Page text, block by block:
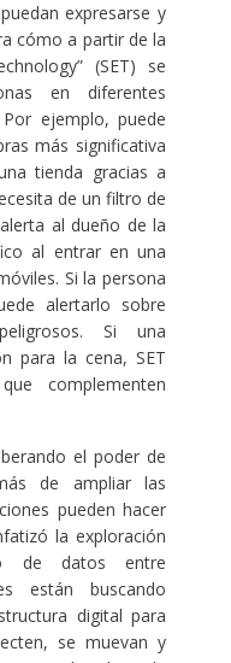
expresarse y
cómo a partir de la
(SET) se
en diferentes
ejemplo, puede
más significativa
tienda gracias a
de un filtro de
al dueño de la
al entrar en una
Si la persona
alertarlo sobre
Si una
para la cena, SET
complementen
el poder de
de ampliar las
pueden hacer
la exploración
de datos entre
están buscando
digital para
se muevan y